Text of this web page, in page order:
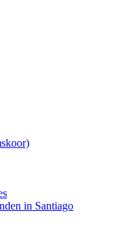
in Santiago